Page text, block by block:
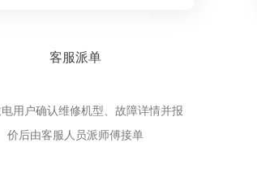
客服派单
用户确认维修机型、故障详情并报
价后由客服人员派师傅接单